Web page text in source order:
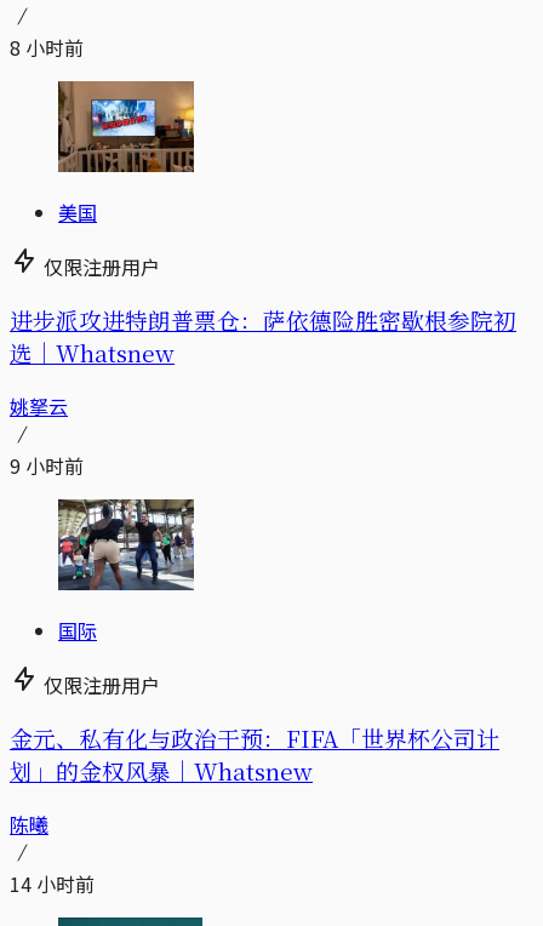
8 小时前
美国
仅限注册用户
进步派攻进特朗普票仓：萨依德险胜密歇根参院初
选｜Whatsnew
姚拏云
9 小时前
国际
仅限注册用户
金元、私有化与政治干预：FIFA「世界杯公司计
划」的金权风暴｜Whatsnew
陈曦
14 小时前